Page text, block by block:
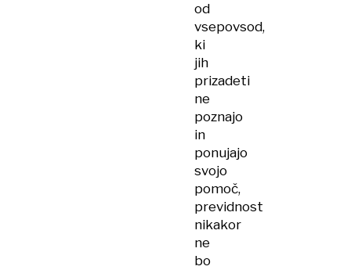
od
vsepovsod,
ki
jih
prizadeti
ne
poznajo
in
ponujajo
svojo
pomoč,
previdnost
nikakor
ne
bo